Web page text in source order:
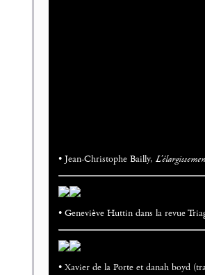
• Jean-Christophe Bailly,
• Geneviève Huttin dans la revue
• Xavier de la Porte et danah boyd